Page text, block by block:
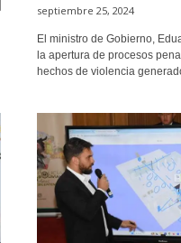
septiembre 25, 2024
El ministro de Gobierno,
la apertura de procesos
hechos de violencia